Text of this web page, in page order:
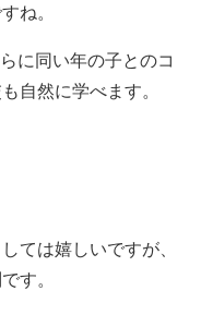
ね。
に同い年の子とのコ
自然に学べます。
ては嬉しいですが、
す。